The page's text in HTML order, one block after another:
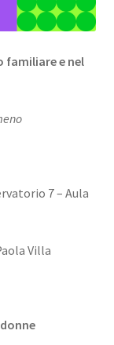
familiare e nel
7 – Aula
Villa